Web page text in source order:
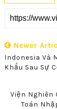
Newer
Indonesia Và
Khẩu Sau Sự
Viện Nghiên
Toán